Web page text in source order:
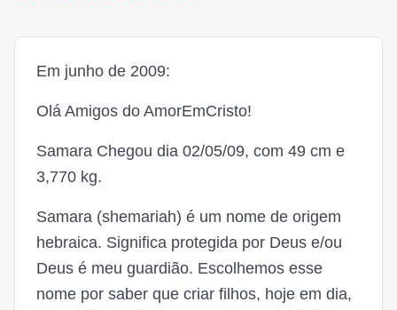
Em junho de 2009:
Olá Amigos do AmorEmCristo!
Samara Chegou dia 02/05/09, com 49 cm e
3,770 kg.
Samara (shemariah) é um nome de origem
hebraica. Significa protegida por Deus e/ou
Deus é meu guardião. Escolhemos esse
nome por saber que criar filhos, hoje em dia,